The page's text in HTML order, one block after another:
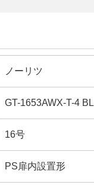
ノーリツ
GT-1653AWX-T-4 BL
16号
PS扉内設置形